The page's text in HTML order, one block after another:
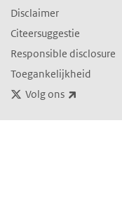
Disclaimer
Citeersuggestie
Responsible disclosure
Toegankelijkheid
Volg ons